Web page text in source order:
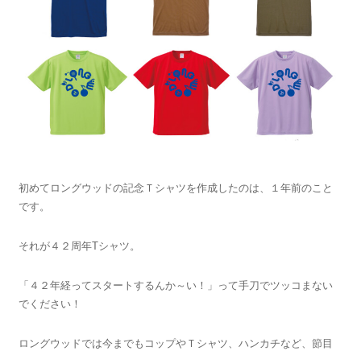
初めてロングウッドの記念Ｔシャツを作成したのは、１年前のこと
です。
それが４２周年Tシャツ。
「４２年経ってスタートするんか～い！」って手刀でツッコまない
でください！
ロングウッドでは今までもコップやＴシャツ、ハンカチなど、節目